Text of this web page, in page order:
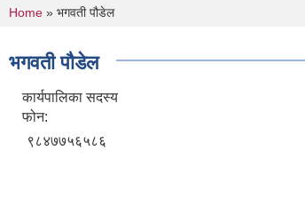
You are here
Home » भगवती पौडेल
भगवती पौडेल
कार्यपालिका सदस्य
फोन:
९८४७७५६५८६